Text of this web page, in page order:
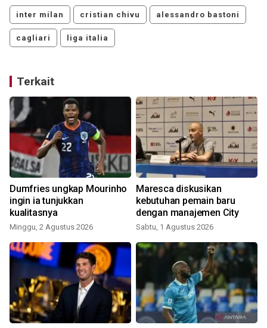
inter milan cristian chivu alessandro bastoni
cagliari liga italia
Terkait
Dumfries ungkap Mourinho
ingin ia tunjukkan
kualitasnya
Minggu, 2 Agustus 2026
Maresca diskusikan
kebutuhan pemain baru
dengan manajemen City
Sabtu, 1 Agustus 2026